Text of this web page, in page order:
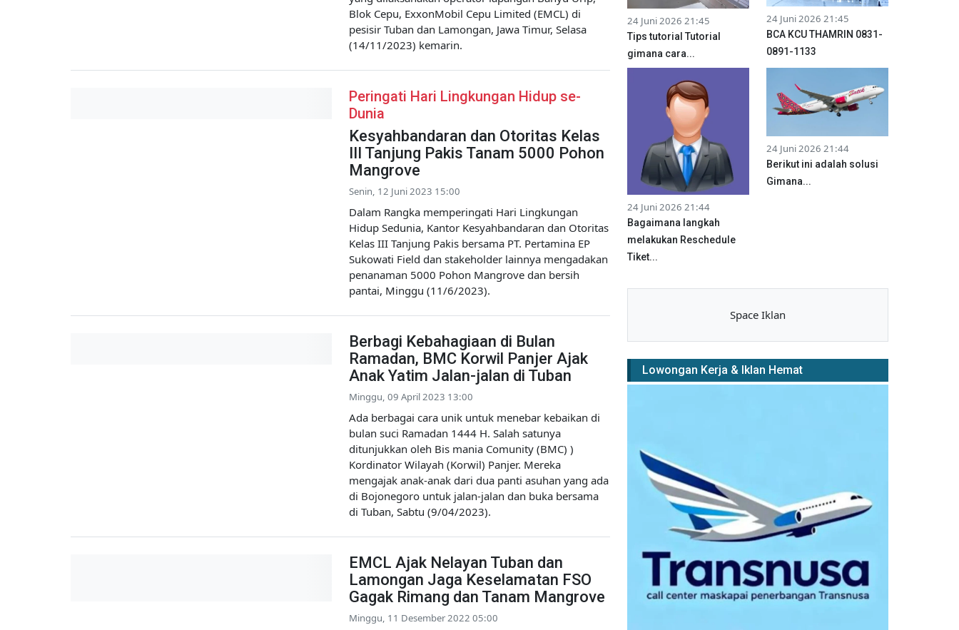
Blok Cepu, ExxonMobil Cepu Limited (EMCL) di
pesisir Tuban dan Lamongan, Jawa Timur, Selasa
(14/11/2023) kemarin.
Peringati Hari Lingkungan Hidup se-
Dunia
Kesyahbandaran dan Otoritas Kelas
III Tanjung Pakis Tanam 5000 Pohon
Mangrove
Senin, 12 Juni 2023 15:00
Dalam Rangka memperingati Hari Lingkungan
Hidup Sedunia, Kantor Kesyahbandaran dan Otoritas
Kelas III Tanjung Pakis bersama PT. Pertamina EP
Sukowati Field dan stakeholder lainnya mengadakan
penanaman 5000 Pohon Mangrove dan bersih
pantai, Minggu (11/6/2023).
Berbagi Kebahagiaan di Bulan
Ramadan, BMC Korwil Panjer Ajak
Anak Yatim Jalan-jalan di Tuban
Minggu, 09 April 2023 13:00
Ada berbagai cara unik untuk menebar kebaikan di
bulan suci Ramadan 1444 H. Salah satunya
ditunjukkan oleh Bis mania Comunity (BMC) )
Kordinator Wilayah (Korwil) Panjer. Mereka
mengajak anak-anak dari dua panti asuhan yang ada
di Bojonegoro untuk jalan-jalan dan buka bersama
di Tuban, Sabtu (9/04/2023).
EMCL Ajak Nelayan Tuban dan
Lamongan Jaga Keselamatan FSO
Gagak Rimang dan Tanam Mangrove
Minggu, 11 Desember 2022 05:00
24 Juni 2026 21:45
Tips tutorial Tutorial
gimana cara...
24 Juni 2026 21:45
BCA KCU THAMRIN 0831-
0891-1133
24 Juni 2026 21:44
Bagaimana langkah
melakukan Reschedule
Tiket...
24 Juni 2026 21:44
Berikut ini adalah solusi
Gimana...
Space Iklan
Lowongan Kerja & Iklan Hemat